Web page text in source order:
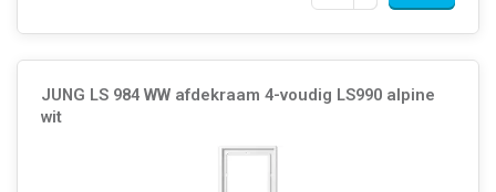
JUNG LS 984 WW afdekraam 4-voudig LS990 alpine
wit